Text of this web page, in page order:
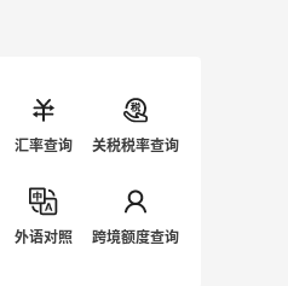
汇率查询 关税税率查询
外语对照 跨境额度查询